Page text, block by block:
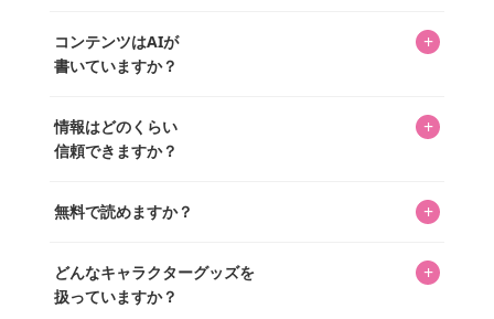
があり、そこからジャンプできます。
ています。記事内の99%を超えるほぼすべての写真も、1枚
ずつ心を込めて自分たちで撮影したものです。さらに、10
ッズを収集し、月に1,000点の新商品を選定・購入する編集
長KOSが全記事を監修しています。
コンテンツはAIが
書いていますか？
+
書いています。AIは使用していません。編集長KOSが最終確
認を行い、手動で更新しています。
情報はどのくらい
信頼できますか？
+
いをお届けすることは保証します。なお、記事内に価格は
め、正確な情報をお伝えできないからです。
無料で読めますか？ +
どんなキャラクターグッズを
扱っていますか？
+